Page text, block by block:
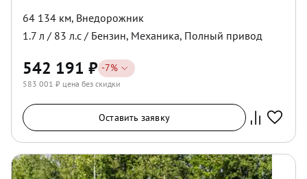
64 134 км, Внедорожник
1.7 л / 83 л.с / Бензин, Механика, Полный привод
542 191 ₽ -7%
583 001 ₽ цена без скидки
Оставить заявку